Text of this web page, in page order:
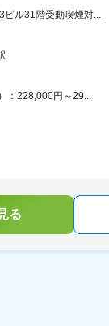
ル31階受動喫煙対...
：228,000円～29...
る